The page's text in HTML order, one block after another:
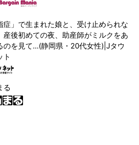
症」で生まれた娘と、受け止められな
産後初めての夜、助産師がミルクをあ
のを見て...(静岡県・20代女性)|Jタウ
ト
る